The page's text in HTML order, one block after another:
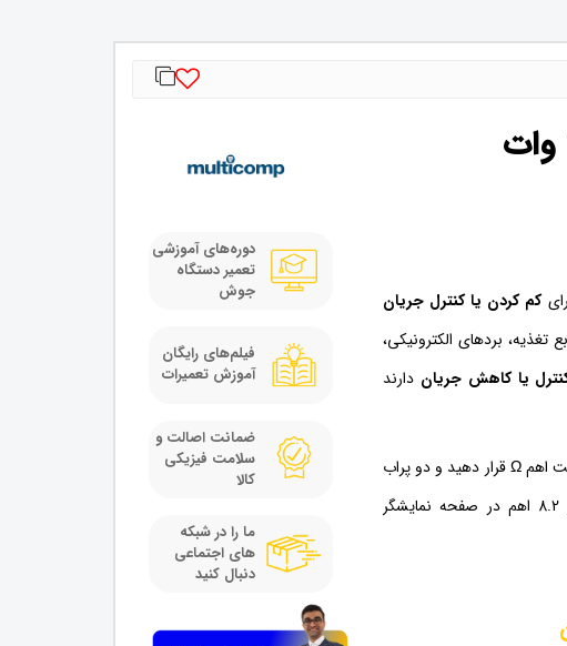
کم کردن یا کنترل جریان
تغذیه، بردهای الکترونیکی،
یا کاهش جریان دارند
مولتی متر را روی حالت اهم Ω قرار دهید و دو پراب
را روی دو سر مقاومت قرار دهیدمقدار 8.2 اهم در صفحه نمایشگر
دوره‌های آموزشی
تعمیر دستگاه
جوش
فیلم‌های رایگان
آموزش تعمیرات
ضمانت اصالت و
سلامت فیزیکی
کالا
ما را در شبکه
های اجتماعی
دنبال کنید